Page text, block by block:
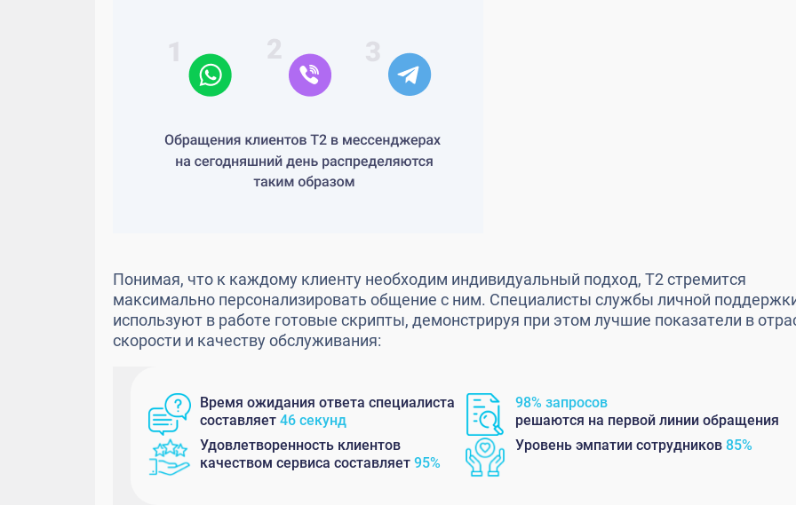
Понимая, что к каждому клиенту необходим индивидуальный подход, T2 стремится
максимально персонализировать общение с ним. Специалисты службы личной
используют в работе готовые скрипты, демонстрируя при этом лучшие показатели в
скорости и качеству обслуживания:
Время ожидания ответа специалиста
составляет46 секунд
98% запросов
решаются на первой линии обращения
Удовлетворенность клиентов
качеством сервиса составляет95%
Уровень эмпатии сотрудников85%